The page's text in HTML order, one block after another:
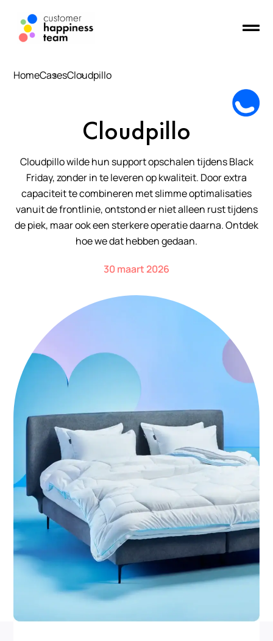
HomeCasesCloudpillo
Cloudpillo
Cloudpillo wilde hun support opschalen tijdens Black
Friday, zonder in te leveren op kwaliteit. Door extra
capaciteit te combineren met slimme optimalisaties
vanuit de frontlinie, ontstond er niet alleen rust tijdens
de piek, maar ook een sterkere operatie daarna. Ontdek
hoe we dat hebben gedaan.
30 maart 2026